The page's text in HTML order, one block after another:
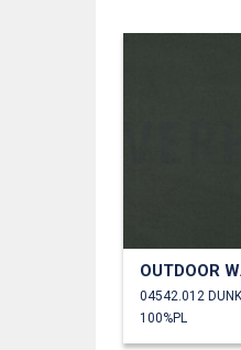
04542.012
100%PL